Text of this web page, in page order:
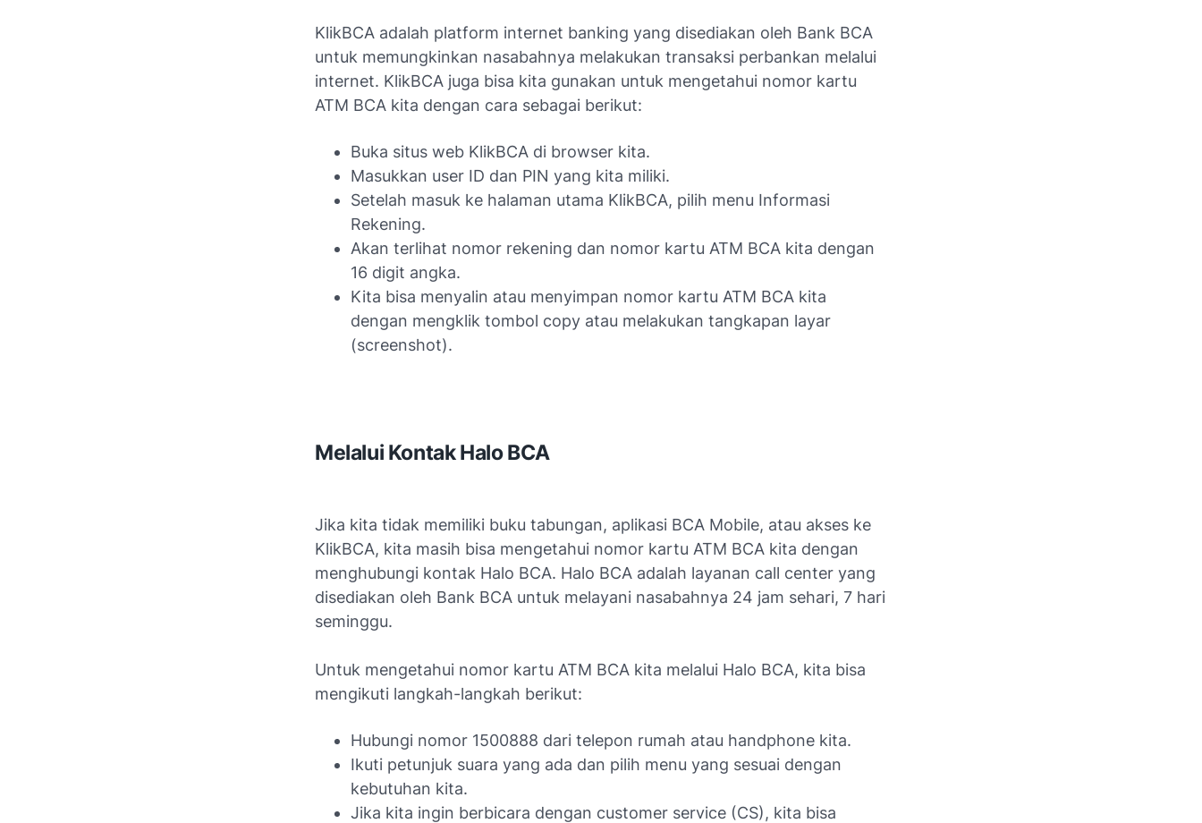
KlikBCA adalah platform internet banking yang disediakan oleh Bank BCA
untuk memungkinkan nasabahnya melakukan transaksi perbankan melalui
internet. KlikBCA juga bisa kita gunakan untuk mengetahui nomor kartu
ATM BCA kita dengan cara sebagai berikut:
Buka situs web KlikBCA di browser kita.
Masukkan user ID dan PIN yang kita miliki.
Setelah masuk ke halaman utama KlikBCA, pilih menu Informasi
Rekening.
Akan terlihat nomor rekening dan nomor kartu ATM BCA kita dengan
16 digit angka.
Kita bisa menyalin atau menyimpan nomor kartu ATM BCA kita
dengan mengklik tombol copy atau melakukan tangkapan layar
(screenshot).
Melalui Kontak Halo BCA
Jika kita tidak memiliki buku tabungan, aplikasi BCA Mobile, atau akses ke
KlikBCA, kita masih bisa mengetahui nomor kartu ATM BCA kita dengan
menghubungi kontak Halo BCA. Halo BCA adalah layanan call center yang
disediakan oleh Bank BCA untuk melayani nasabahnya 24 jam sehari, 7 hari
seminggu.
Untuk mengetahui nomor kartu ATM BCA kita melalui Halo BCA, kita bisa
mengikuti langkah-langkah berikut:
Hubungi nomor 1500888 dari telepon rumah atau handphone kita.
Ikuti petunjuk suara yang ada dan pilih menu yang sesuai dengan
kebutuhan kita.
Jika kita ingin berbicara dengan customer service (CS), kita bisa